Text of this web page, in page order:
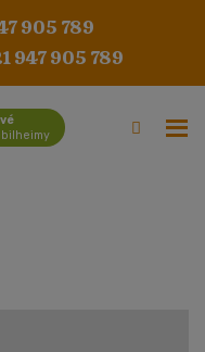
905 789
947 905 789
2